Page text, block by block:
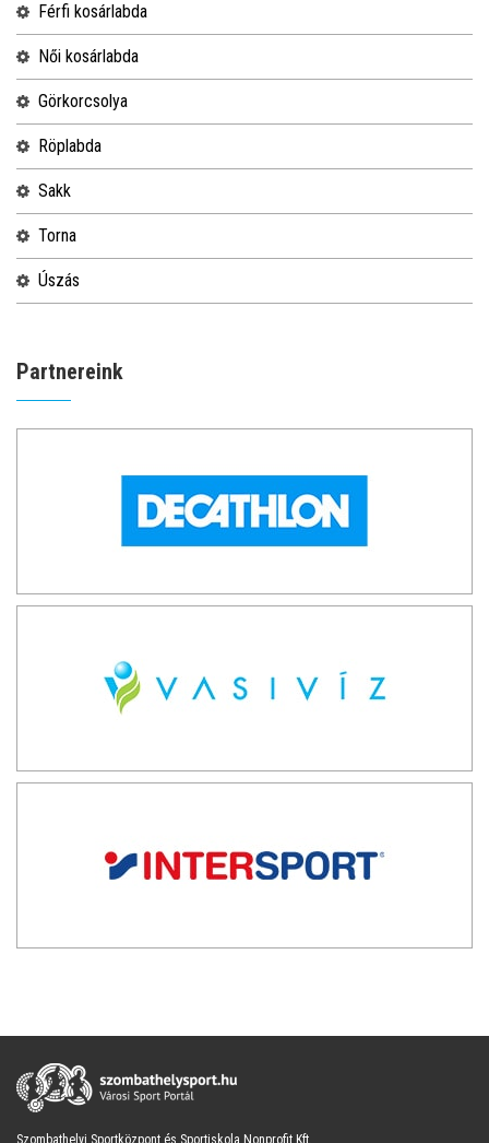
férfi kosárlabda
női kosárlabda
görkorcsolya
röplabda
sakk
torna
úszás
Partnereink
Szombathelyi Sportközpont és Sportiskola Nonprofit Kft.